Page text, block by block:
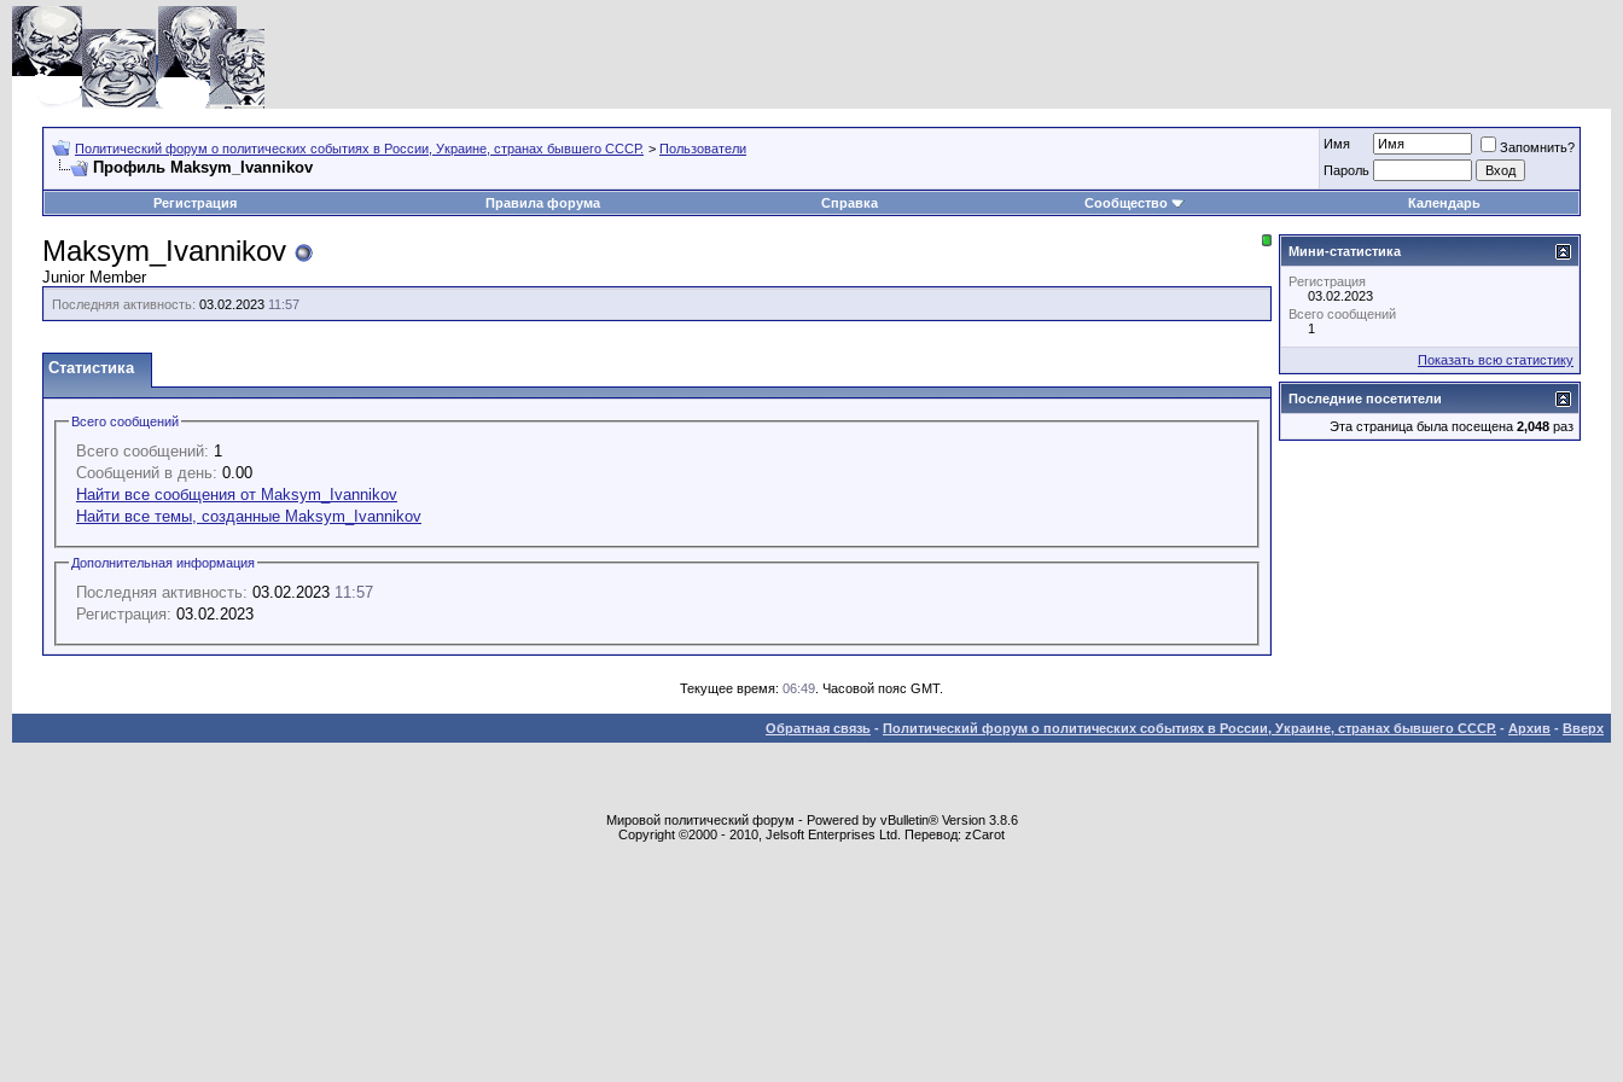
Политический форум о политических событиях в России, Украине, странах бывшего СССР. > Пользователи
Профиль Maksym_Ivannikov
Имя
Запомнить?
Пароль
Регистрация Правила форума Справка Сообщество Календарь
Maksym_Ivannikov
Junior Member
Последняя активность: 03.02.2023 11:57
Статистика
Всего сообщений
Всего сообщений: 1
Сообщений в день: 0.00
Найти все сообщения от Maksym_Ivannikov
Найти все темы, созданные Maksym_Ivannikov
Дополнительная информация
Последняя активность: 03.02.2023 11:57
Регистрация: 03.02.2023
Мини-статистика
Регистрация
03.02.2023
Всего сообщений
1
Показать всю статистику
Последние посетители
Эта страница была посещена 2,048 раз
Текущее время: 06:49 . Часовой пояс GMT.
Обратная связь - Политический форум о политических событиях в России, Украине, странах бывшего СССР. - Архив - Вверх
Мировой политический форум - Powered by vBulletin® Version 3.8.6
Copyright ©2000 - 2010, Jelsoft Enterprises Ltd. Перевод: zCarot